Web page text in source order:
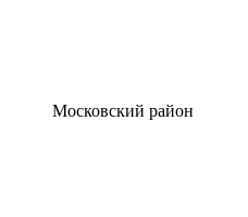
Московский район